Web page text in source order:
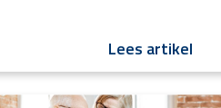
Lees artikel